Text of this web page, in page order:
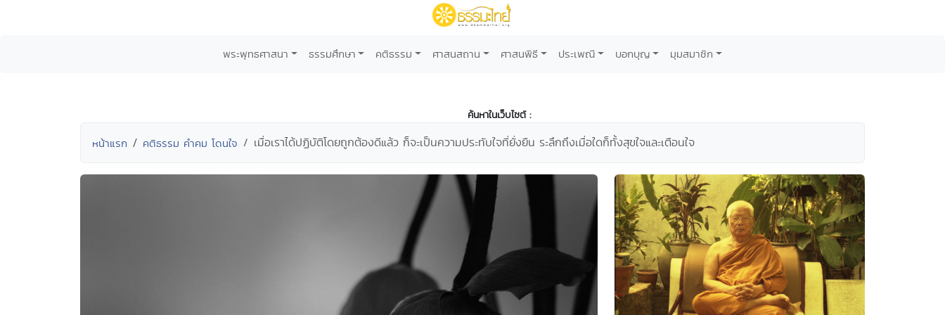
พระพุทธศาสนา ธรรมศึกษา คติธรรม ศาสนสถาน ศาสนพิธี ประเพณี บอกบุญ มุมสมาชิก
ค้นหาในเว็บไซต์ :
หน้าแรก คติธรรม คำคม โดนใจ เมื่อเราได้ปฏิบัติโดยถูกต้องดีแล้ว ก็จะเป็นความประทับใจที่ยั่งยืน ระลึกถึงเมื่อใดก็ทั้งสุขใจและเตือนใจ